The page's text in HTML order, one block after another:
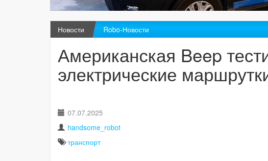
Новости Robo-Новости
Американская Beep
электрические
07.07.2025
handsome_robot
транспорт